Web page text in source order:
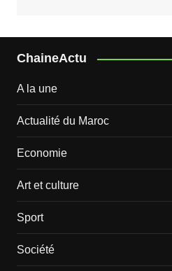
ChaineActu
A la une
Actualité du Maroc
Economie
Art et culture
Sport
Société